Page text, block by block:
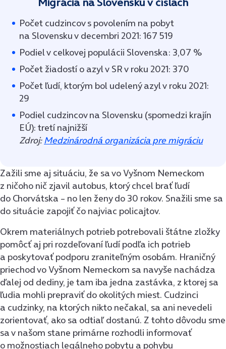
Počet cudzincov s povolením na pobyt
na Slovensku v decembri 2021: 167 519
Podiel v celkovej populácii Slovenska: 3,07 %
Počet žiadostí o azyl v SR v roku 2021: 370
Počet ľudí, ktorým bol udelený azyl v roku 2021:
29
Podiel cudzincov na Slovensku (spomedzi krajín
EÚ): tretí najnižší
Zdroj:Medzinárodná organizácia pre migráciu
Zažili sme aj situáciu, že sa vo Vyšnom Nemeckom
z ničoho nič zjavil autobus, ktorý chcel brať ľudí
do Chorvátska – no len ženy do 30 rokov. Snažili sme sa
do situácie zapojiť čo najviac policajtov.
Okrem materiálnych potrieb potrebovali štátne zložky
pomôcť aj pri rozdeľovaní ľudí podľa ich potrieb
a poskytovať podporu zraniteľným osobám. Hraničný
priechod vo Vyšnom Nemeckom sa navyše nachádza
ďalej od dediny, je tam iba jedna zastávka, z ktorej sa
ľudia mohli prepraviť do okolitých miest. Cudzinci
a cudzinky, na ktorých nikto nečakal, sa ani nevedeli
zorientovať, ako sa odtiaľ dostanú. Z tohto dôvodu sme
sa v našom stane primárne rozhodli informovať
o možnostiach legálneho pobytu a pohybu